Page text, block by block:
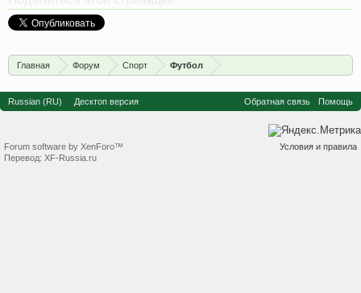
Главная Форум Спорт Футбол
Russian (RU) Десктоп версия Обратная связь Помощь
Условия и правила
Forum software by XenForo™
Перевод: XF-Russia.ru